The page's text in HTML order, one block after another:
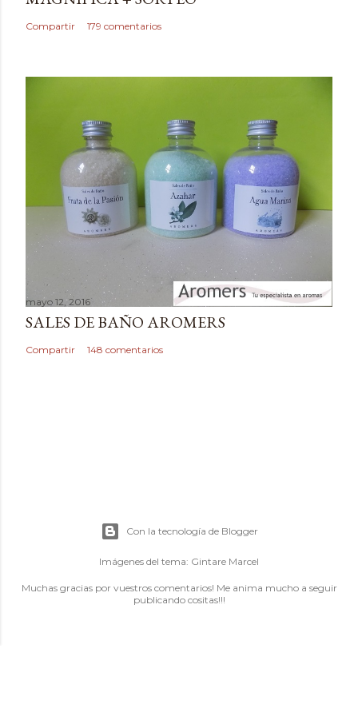
n
c
o
Compartir 179 comentarios
mayo 12, 2016
SALES DE BAÑO AROMERS
Compartir 148 comentarios
Con la tecnología de Blogger
Imágenes del tema: Gintare Marcel
Muchas gracias por vuestros comentarios! Me anima mucho a seguir
publicando cositas!!!